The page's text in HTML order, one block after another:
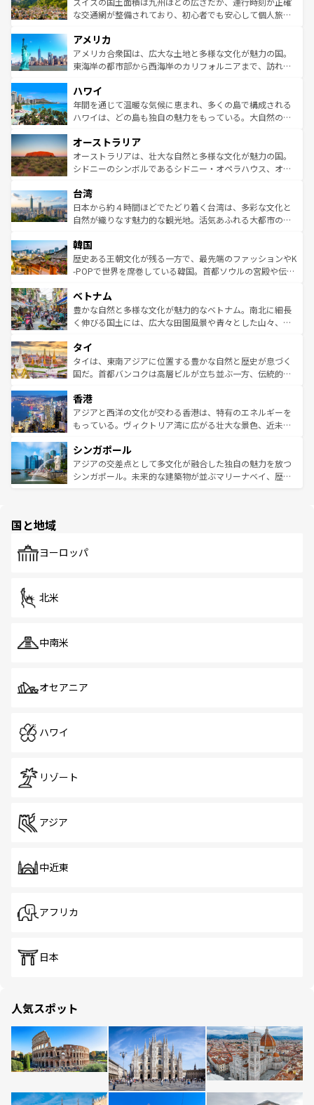
を参照してほしい。
戦など、本場だからこそできる体験も豊富。イギリスを旅
ンツ一覧を参照してほしい。
な交通網が整備されており、初心者でも安心して個人旅行
の建物がそのまま残る町や、スイスならではのユニークな
博物館もあり、アルプス観光だけでなく町歩きも満喫する
ことができる。国民の所得が高いため物価も高いが、旅行
ば市内交通費無料で観光を楽しむこともできる。 なお、新
着のスイス情報はコンテンツ一覧 を参照してほしい。
アメリカ
アメリカ合衆国は、広大な土地と多様な文化が魅力の国。
東海岸の都市部から西海岸のカリフォルニアまで、訪れる
のような巨大都市は、観光、ショッピング、エンターテイ
ンメントが詰まった刺激的なスポットだ。一方、アメリカ
西部には大自然が広がり、グランドキャニオンやイエロー
部のニューオーリンズでは、音楽と美食が融合した独特の
文化が魅力。旅行者はアメリカの各地域で異なる魅力を楽
しみながら、その多様性と豊かな歴史を感じることができ
ならではの贅沢な旅のスタイルだ。 なお、新着のアメリカ
情報はコンテンツ一覧を参照してほしい。
ハワイ
年間を通じて温暖な気候に恵まれ、多くの島で構成される
ハワイは、どの島も独自の魅力をもっている。大自然の神
ワイ島は見逃せない。また、定番の観光地といえばオアフ
島だが、静かな自然を求めるならマウイ島やカウアイ島が
おすすめ。エメラルドグリーンに輝く海をはじめ、豊かな
れるおもてなしの心で訪れる人々を迎えてくれるハワイの
人々、おいしいローカルフードやハワイアンミュージッ
ク、伝統的なフラダンスなど、すべてがハワイの魅力を彩
ワイを、存分に味わってほしい。 なお、新着のハワイ情報
はコンテンツ一覧を参照してほしい。
オーストラリア
オーストラリアは、壮大な自然と多様な文化が魅力の国。
シドニーのシンボルであるシドニー・オペラハウス、オー
リアリーフや大陸中央部にそびえるウルル（エアーズロッ
ク）、タスマニアの美しい原生林やケアンズの熱帯雨林な
ど、見どころがたくさん。また、カフェやワイン、オージ
いる。アクティビティも充実しており、サーフィンやダイ
ビング、ハイキングなど、アウトドア好きにはたまらな
い。オーストラリアの多彩な魅力を存分に味わいつくそ
参照してほしい。
台湾
日本から約４時間ほどでたどり着く台湾は、多彩な文化と
自然が織りなす魅力的な観光地。活気あふれる大都市の台
ン）、静ひつな山岳地帯である台湾東部など、都市の喧騒
と山間の静けさが共存しており、訪れる人に新しい発見と
驚きをもたらしてくれる。また、奥深い台湾の食文化も魅
容にもいいと評判のスイーツなど、バラエティ豊かな料理
が味わえる。 なお、新着の台湾情報は コンテンツ一覧を参
照してほしい。
韓国
歴史ある王朝文化が残る一方で、最先端のファッションやK
-POPで世界を席巻している韓国。首都ソウルの宮殿や伝統
き、地方に足を延ばせば四季折々の自然美を楽しむことが
できる。そして、キムチや焼肉、絶品のストリートフード
まで、さまざまな韓国料理が待っている。夜には、韓国な
リティに包まれながら、韓国の多彩な魅力を心ゆくまで味
わってみてほしい。 なお、新着の韓国情報はコンテンツ一
覧を参照してほしい。
ベトナム
豊かな自然と多様な文化が魅力的なベトナム。南北に細長
く伸びる国土には、広大な田園風景や青々とした山々、世
急速な発展と共に伝統が息づく。ハノイの古い町並みやホ
ーチミン市のフランス統治時代の建物も、独特の雰囲気を
醸し出している。また、バラエティの豊かさとおいしさで
とつ。フォーやバインミー、ベトナムコーヒーなどは、ぜ
ひ現地で味わいたい。どの地域を訪れてもあたたかい人々
が旅行者を迎えてくれるので、きっと忘れられない旅にな
参照してほしい。
タイ
タイは、東南アジアに位置する豊かな自然と歴史が息づく
国だ。首都バンコクは高層ビルが立ち並ぶ一方、伝統的な
の活気が交差している。北部ではチェンマイなどの山岳地
帯で自然と触れ合い、南部ではプーケットやクラビの美し
いビーチでリゾート気分を楽しむことができる。タイ料理
激する。気候は一年中温暖で、どの季節にも異なる楽しみ
が待っている。親しみやすいタイの人々、仏教を中心とし
た文化、そして多様な観光資源が、訪れる旅人を魅了し続
香港
アジアと西洋の文化が交わる香港は、特有のエネルギーを
もっている。ヴィクトリア湾に広がる壮大な景色、近未来
み、どこを訪れても感動するはず。観光スポットが密集し
ており、効率よく見どころを回れるのも魅力。息をのむよ
うな絶景から文化的な体験まで、香港を存分に楽しみ尽く
シンガポール
アジアの交差点として多文化が融合した独自の魅力を放つ
シンガポール。未来的な建築物が並ぶマリーナベイ、歴史
で、ホーカーズは地元の風情を楽しめる外せないスポット
国と地域
ヨーロッパ
北米
中南米
オセアニア
ハワイ
リゾート
アジア
中近東
アフリカ
日本
人気スポット